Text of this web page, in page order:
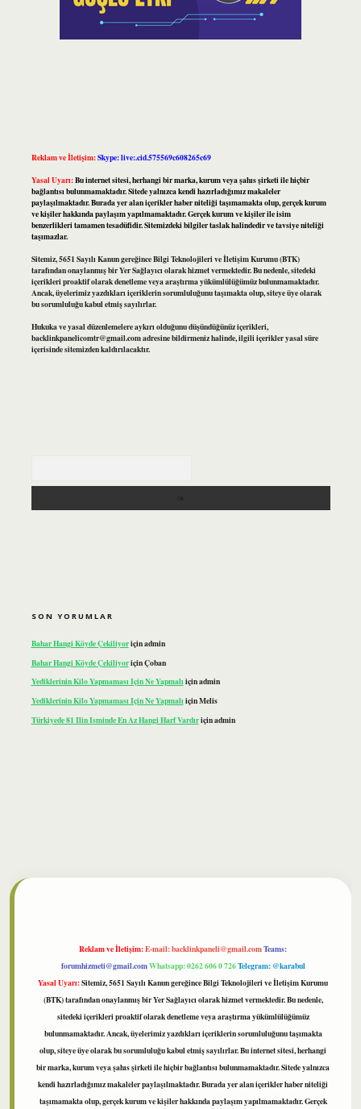
Reklam ve İletişim:Skype: live:.cid.575569c608265c69
Yasal Uyarı:Bu internet sitesi, herhangi bir marka, kurum veya şahıs şirketi ile hiçbir
bağlantısı bulunmamaktadır. Sitede yalnızca kendi hazırladığımız makaleler
paylaşılmaktadır. Burada yer alan içerikler haber niteliği taşımamakta olup, gerçek kurum
ve kişiler hakkında paylaşım yapılmamaktadır. Gerçek kurum ve kişiler ile isim
benzerlikleri tamamen tesadüfidir. Sitemizdeki bilgiler taslak halindedir ve tavsiye niteliği
taşımazlar.
Sitemiz, 5651 Sayılı Kanun gereğince Bilgi Teknolojileri ve İletişim Kurumu (BTK)
tarafından onaylanmış bir Yer Sağlayıcı olarak hizmet vermektedir. Bu nedenle, sitedeki
içerikleri proaktif olarak denetleme veya araştırma yükümlülüğümüz bulunmamaktadır.
Ancak, üyelerimiz yazdıkları içeriklerin sorumluluğunu taşımakta olup, siteye üye olarak
bu sorumluluğu kabul etmiş sayılırlar.
Hukuka ve yasal düzenlemelere aykırı olduğunu düşündüğünüz içerikleri,
backlinkpanelicomtr@gmail.comadresine bildirmeniz halinde, ilgili içerikler yasal süre
içerisinde sitemizden kaldırılacaktır.
SON YORUMLAR
Bahar Hangi Köyde Çekiliyoriçinadmin
Bahar Hangi Köyde ÇekiliyoriçinÇoban
Yediklerinin Kilo Yapmaması Için Ne Yapmalıiçinadmin
Yediklerinin Kilo Yapmaması Için Ne YapmalıiçinMelis
Türkiyede 81 Ilin Isminde En Az Hangi Harf Vardıriçinadmin
Reklam ve İletişim:E-mail:backlinkpaneli@gmail.comTeams:
forumhizmeti@gmail.comWhatsapp: 0262 606 0 726Telegram: @karabul
Yasal Uyarı:Sitemiz, 5651 Sayılı Kanun gereğince Bilgi Teknolojileri ve İletişim Kurumu
(BTK) tarafından onaylanmış bir Yer Sağlayıcı olarak hizmet vermektedir. Bu nedenle,
sitedeki içerikleri proaktif olarak denetleme veya araştırma yükümlülüğümüz
bulunmamaktadır. Ancak, üyelerimiz yazdıkları içeriklerin sorumluluğunu taşımakta
olup, siteye üye olarak bu sorumluluğu kabul etmiş sayılırlar. Bu internet sitesi, herhangi
bir marka, kurum veya şahıs şirketi ile hiçbir bağlantısı bulunmamaktadır. Sitede yalnızca
kendi hazırladığımız makaleler paylaşılmaktadır. Burada yer alan içerikler haber niteliği
taşımamakta olup, gerçek kurum ve kişiler hakkında paylaşım yapılmamaktadır. Gerçek